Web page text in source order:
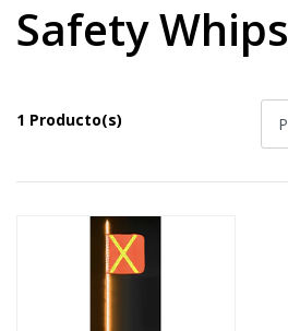
Safety Whips
1 Producto(s)